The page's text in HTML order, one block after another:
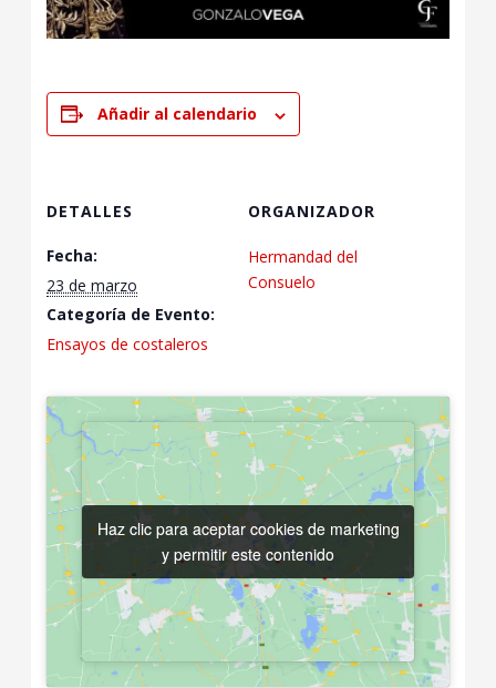
Añadir al calendario
DETALLES
Fecha:
23 de marzo
Categoría de Evento:
Ensayos de costaleros
ORGANIZADOR
Hermandad del
Consuelo
Haz clic para aceptar cookies de marketing
y permitir este contenido
Haz clic para aceptar cookies de marketing
y permitir este contenido